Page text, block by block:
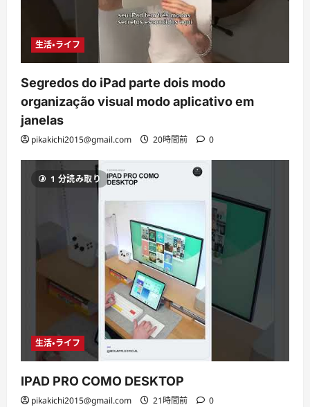
生活・ライフ
Segredos do iPad parte dois modo
organização visual modo aplicativo em
janelas
pikakichi2015@gmail.com 20時間前 0
1 分読み取り
生活・ライフ
IPAD PRO COMO DESKTOP
pikakichi2015@gmail.com 21時間前 0